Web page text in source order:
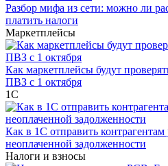
Разбор мифа из сети: можно ли
платить налоги
Маркетплейсы
Как маркетплейсы будут
ПВЗ с 1 октября
1С
Как в 1С отправить
неоплаченной задолженности
Налоги и взносы